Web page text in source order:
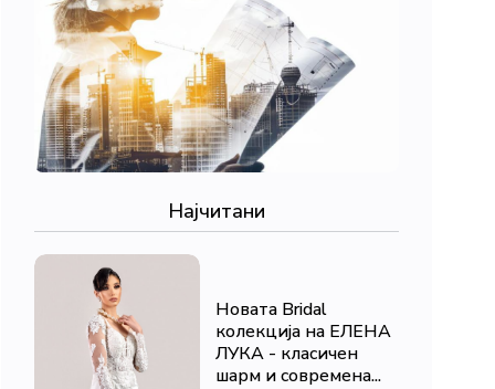
Најчитани
Новата Bridal
колекција на ЕЛЕНА
ЛУКА - класичен
шарм и современа...